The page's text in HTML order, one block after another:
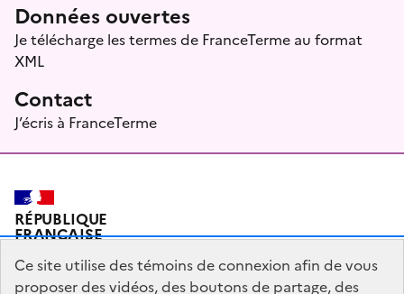
Données ouvertes
Je télécharge les termes de FranceTerme au format
XML
Contact
J’écris à FranceTerme
RÉPUBLIQUE
FRANÇAISE
Ce site utilise des témoins de connexion afin de vous
proposer des vidéos, des boutons de partage, des